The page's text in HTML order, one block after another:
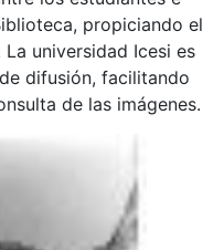
propiciando el
universidad Icesi es
difusión, facilitando
de las imágenes.